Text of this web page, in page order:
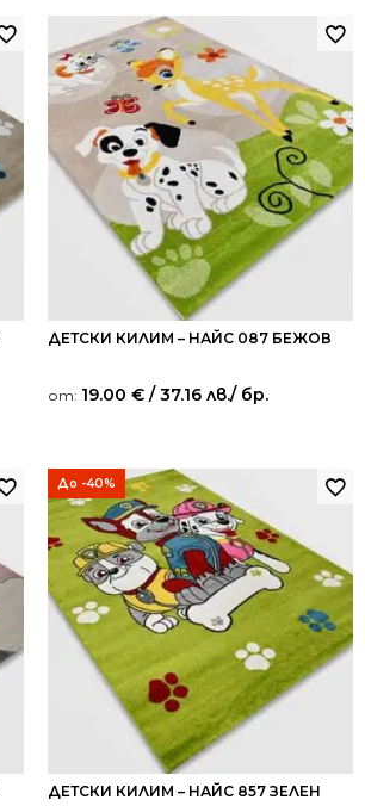
ДЕТСКИ КИЛИМ – НАЙС 087 БЕЖОВ
от: 19.00 € / 37.16 лв./ бр.
До -40%
ДЕТСКИ КИЛИМ – НАЙС 857 ЗЕЛЕН